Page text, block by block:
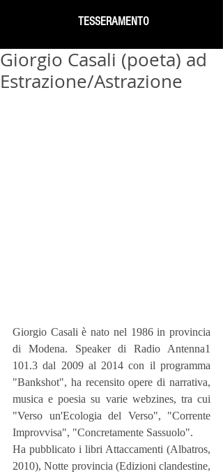
TESSERAMENTO
Giorgio Casali (poeta) ad
Estrazione/Astrazione
Giorgio Casali è nato nel 1986 in provincia
di Modena. Speaker di Radio Antenna1
101.3 dal 2009 al 2014 con il programma
"Bankshot", ha recensito opere di narrativa,
musica e poesia su varie webzines, tra cui
"Verso un'Ecologia del Verso", "Corrente
Improvvisa", "Concretamente Sassuolo".
Ha pubblicato i libri Attaccamenti (Albatros,
2010), Notte provincia (Edizioni clandestine,